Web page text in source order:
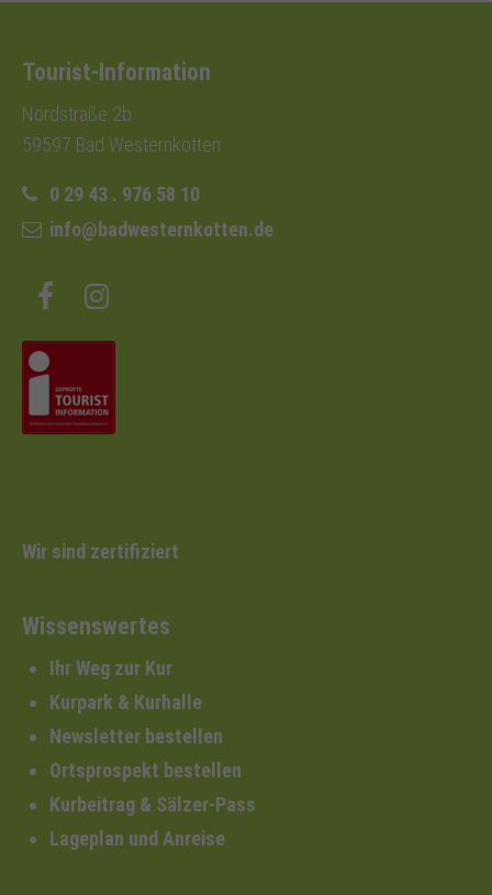
Tourist-Information
Nordstraße 2b
59597 Bad Westernkotten
0 29 43 . 976 58 10
info@badwesternkotten.de
Wir sind zertifiziert
Wissenswertes
Ihr Weg zur Kur
Kurpark & Kurhalle
Newsletter bestellen
Ortsprospekt bestellen
Kurbeitrag & Sälzer-Pass
Lageplan und Anreise